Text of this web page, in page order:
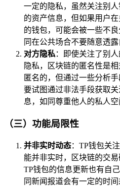
一定的隐私，虽然关注别
的资产信息，但如果用户
的钱包，可能会被一些不
同在公共场合不要随意透露
对方隐私：即使关注了别
隐私，区块链的匿名性是
匿名的，但通过一些分析
要试图通过非法手段获取
息，如同尊重他人的私人空
（三）功能局限性
并非实时动态：TP钱包关
能并非实时，区块链的交
TP钱包的信息更新也有自
同新闻报道会有一定的时间